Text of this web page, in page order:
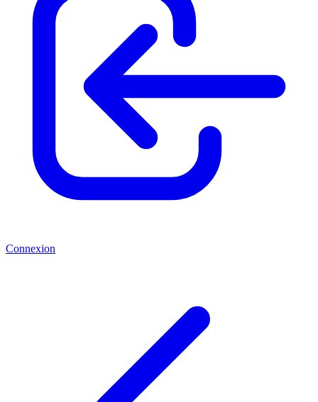
Connexion